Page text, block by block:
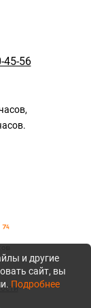
45-56
и другие
сайт, вы
Подробнее